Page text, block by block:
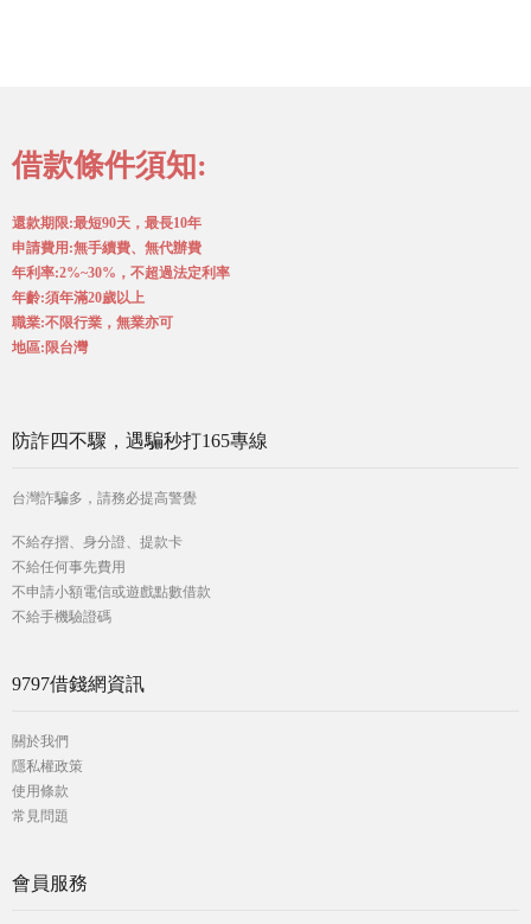
借款條件須知:
還款期限:最短90天，最長10年
申請費用:無手續費、無代辦費
年利率:2%~30%，不超過法定利率
年齡:須年滿20歲以上
職業:不限行業，無業亦可
地區:限台灣
防詐四不驟，遇騙秒打165專線
台灣詐騙多，請務必提高警覺
不給存摺、身分證、提款卡
不給任何事先費用
不申請小額電信或遊戲點數借款
不給手機驗證碼
9797借錢網資訊
關於我們
隱私權政策
使用條款
常見問題
會員服務